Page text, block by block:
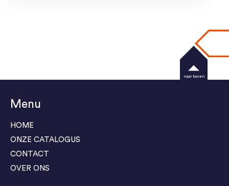
Menu
HOME
ONZE CATALOGUS
CONTACT
OVER ONS
naar boven